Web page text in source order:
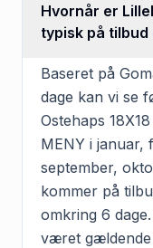
Hvornår er
typisk på tilbud
Baseret på
dage kan vi se
Ostehaps
MENY i januar,
september,
kommer på
omkring 6
været gældende